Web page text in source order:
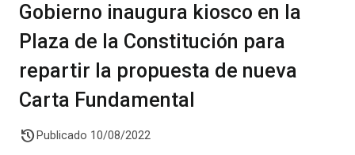
Gobierno inaugura kiosco en la
Plaza de la Constitución para
repartir la propuesta de nueva
Carta Fundamental
history Publicado 10/08/2022